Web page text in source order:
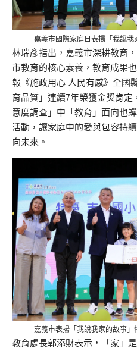
嘉義市國際家庭日表揚「我說我
林瑞彥指出， 嘉義市深耕教育，
市教育的核心素養 ， 教育成果
報 《施政用心 人民有感》全國
育品質」連續7年榮獲金獎肯定
意度調查」 中 「教育」面向也
活動，讓家庭中的愛與包容持
向未來。
嘉義市表揚「我說我家的故事」
教育處長郭添財表示，
「家」